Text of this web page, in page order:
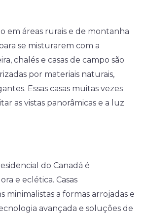
em áreas rurais e de montanha
se misturarem com a
chalés e casas de campo são
por materiais naturais,
Essas casas muitas vezes
as vistas panorâmicas e a luz
do Canadá é
e eclética. Casas
a formas arrojadas e
avançada e soluções de